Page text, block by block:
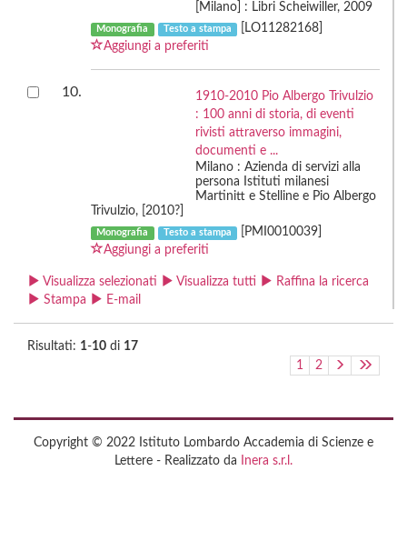
[Milano] : Libri Scheiwiller, 2009
Monografia Testo a stampa
[LO11282168]
Aggiungi a preferiti
10.
1910-2010 Pio Albergo Trivulzio
: 100 anni di storia, di eventi
rivisti attraverso immagini,
documenti e ...
Milano : Azienda di servizi alla
persona Istituti milanesi
Martinitt e Stelline e Pio Albergo
Trivulzio, [2010?]
Monografia Testo a stampa
[PMI0010039]
Aggiungi a preferiti
Visualizza selezionati Visualizza tutti
Raffina la ricerca
Stampa
E-mail
Risultati: 1-10 di 17
1
2
Copyright © 2022 Istituto Lombardo Accademia di Scienze e
Lettere - Realizzato da
Inera s.r.l.